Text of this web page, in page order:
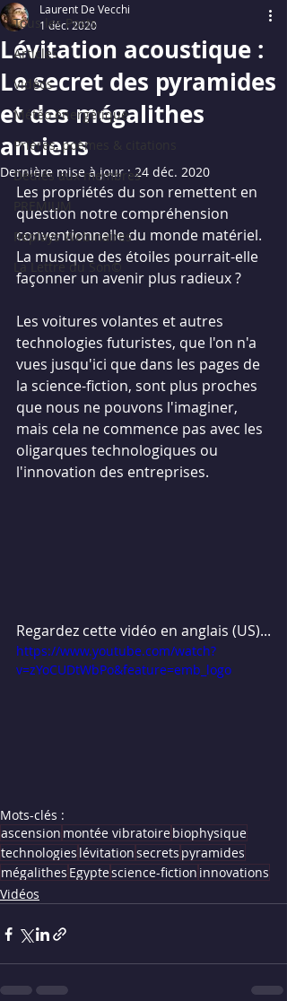
Tous les Posts
Articles
Vidéos
Météo énergétique
Prières, poèmes & citations
Dédiés aux membres
PREMIUM
Replays Webinaires
La Lettre du Son©
Lévitation acoustique :
Le secret des pyramides
et des mégalithes
anciens
Laurent De Vecchi
1 déc. 2020
Dernière mise à jour : 24 déc. 2020
Les propriétés du son remettent en
question notre compréhension
conventionnelle du monde matériel.
La musique des étoiles pourrait-elle
façonner un avenir plus radieux ?
Les voitures volantes et autres
technologies futuristes, que l'on n'a
vues jusqu'ici que dans les pages de
la science-fiction, sont plus proches
que nous ne pouvons l'imaginer,
mais cela ne commence pas avec les
oligarques technologiques ou
l'innovation des entreprises.
Regardez cette vidéo en anglais (US)...
https://www.youtube.com/watch?
v=zYoCUDtWbPo&feature=emb_logo
Mots-clés :
ascension montée vibratoirebiophysique
technologies lévitationsecrets pyramides
mégalithes Egyptescience-fiction innovations
Vidéos